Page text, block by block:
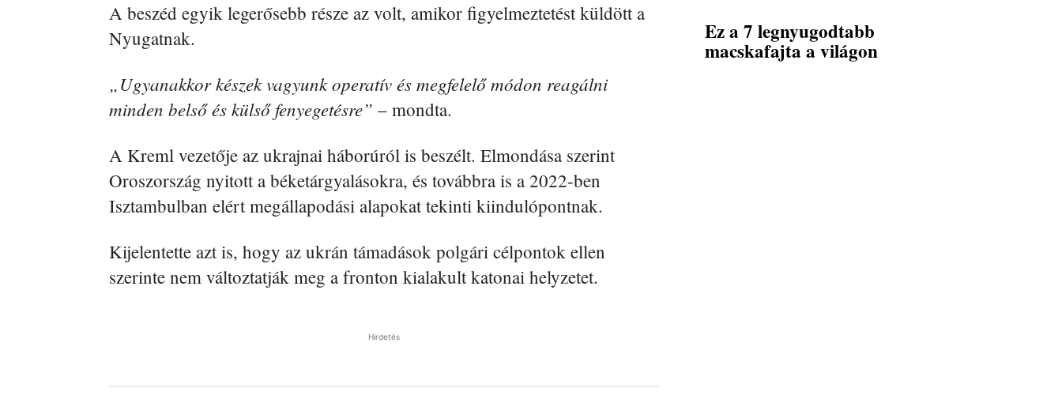
A beszéd egyik legerősebb része az volt, amikor figyelmeztetést küldött a
Nyugatnak.
„Ugyanakkor készek vagyunk operatív és megfelelő módon reagálni
minden belső és külső fenyegetésre” – mondta.
A Kreml vezetője az ukrajnai háborúról is beszélt. Elmondása szerint
Oroszország nyitott a béketárgyalásokra, és továbbra is a 2022-ben
Isztambulban elért megállapodási alapokat tekinti kiindulópontnak.
Kijelentette azt is, hogy az ukrán támadások polgári célpontok ellen
szerinte nem változtatják meg a fronton kialakult katonai helyzetet.
Hirdetés
Ez a 7 legnyugodtabb
macskafajta a világon